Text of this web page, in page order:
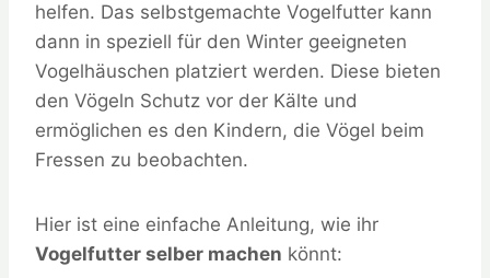
helfen. Das selbstgemachte Vogelfutter kann
dann in speziell für den Winter geeigneten
Vogelhäuschen platziert werden. Diese bieten
den Vögeln Schutz vor der Kälte und
ermöglichen es den Kindern, die Vögel beim
Fressen zu beobachten.
Hier ist eine einfache Anleitung, wie ihr
Vogelfutter selber machen könnt: